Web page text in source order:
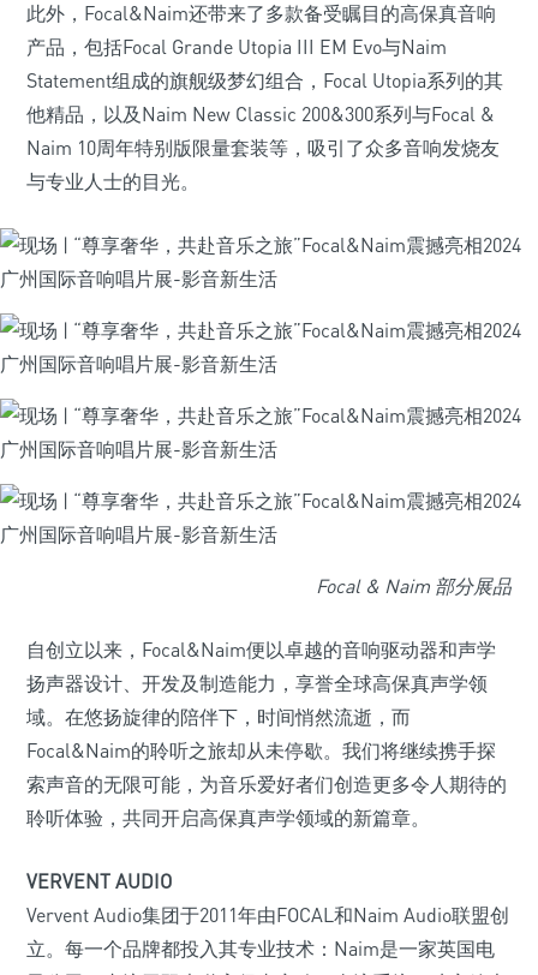
此外，Focal&Naim还带来了多款备受瞩目的高保真音响
产品，包括Focal Grande Utopia III EM Evo与Naim
Statement组成的旗舰级梦幻组合，Focal Utopia系列的其
他精品，以及Naim New Classic 200&300系列与Focal &
Naim 10周年特别版限量套装等，吸引了众多音响发烧友
与专业人士的目光。
Focal & Naim 部分展品
自创立以来，Focal&Naim便以卓越的音响驱动器和声学
扬声器设计、开发及制造能力，享誉全球高保真声学领
域。在悠扬旋律的陪伴下，时间悄然流逝，而
Focal&Naim的聆听之旅却从未停歇。我们将继续携手探
索声音的无限可能，为音乐爱好者们创造更多令人期待的
聆听体验，共同开启高保真声学领域的新篇章。
VERVENT AUDIO
Vervent Audio集团于2011年由FOCAL和Naim Audio联盟创
立。每一个品牌都投入其专业技术：Naim是一家英国电